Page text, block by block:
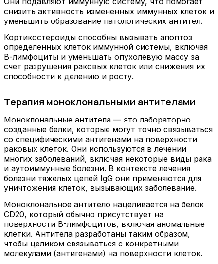
снизить активность измененных иммунных клеток и
уменьшить образование патологических антител.
Кортикостероиды способны вызывать апоптоз
определенных клеток иммунной системы, включая
В-лимфоциты и уменьшать опухолевую массу за
счет разрушения раковых клеток или снижения их
способности к делению и росту.
Терапия моноклональными антителами
Моноклональные антитела — это лабораторно
созданные белки, которые могут точно связываться
со специфическими антигенами на поверхности
раковых клеток. Они используются в лечении
многих заболеваний, включая некоторые виды рака
и аутоиммунные болезни. В контексте лечения
болезни тяжелых цепей IgG они применяются для
уничтожения клеток, вызывающих заболевание.
Моноклональное антитело нацеливается на белок
CD20, который обычно присутствует на
поверхности B-лимфоцитов, включая аномальные
клетки. Антитела разработаны таким образом,
чтобы целиком связываться с конкретными
молекулами (антигенами) на поверхности клеток.